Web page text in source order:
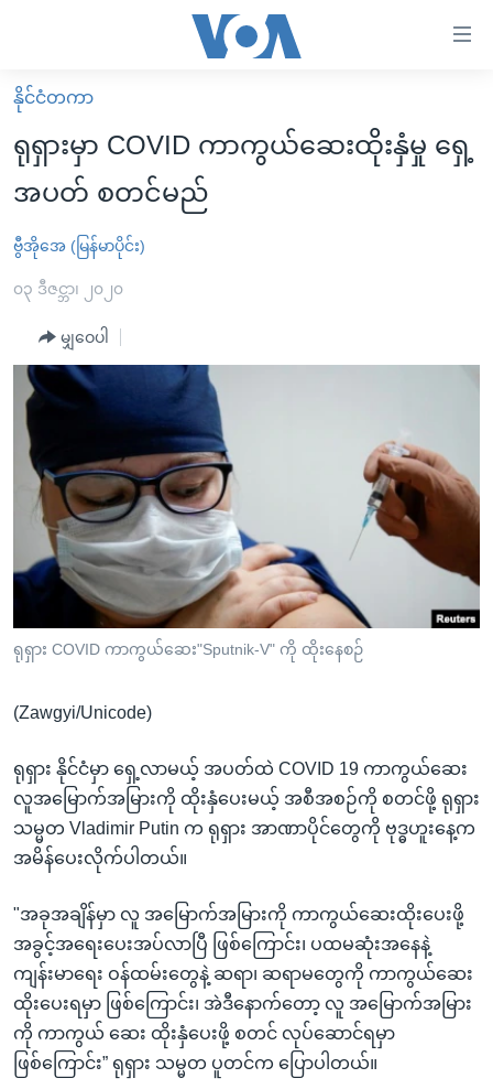
လွယ်ကူ
စေ
များ
ပင်မ
ကျော်
ကြည့်
ပင်မ
စာမျက်နှာ
သို့
ကြည့်
ရှာဖွေ
နေရာ
သို့
ကျော်
ရန်
မူလစာမျက်နှာ
မြန်မာ
ကမ္ဘာ့သတင်းများ
နိုင်ငံတကာ
အစ္စရေး-ပါလက်စတိုင်း
ဗွီဒီယို
အင်္ဂလိပ်စာလေ့လာမယ်
အမေရိကန်သုံးအီဒီယံ
မကြေးမုံရဲ့ အင်္ဂလိပ်စာ
ရုပ်ရှင်ထဲက အင်္ဂလိပ်စာ
သုတပဒေသာ အင်္ဂလိပ်စာ
အပတ်စဉ်ကဏ္ဍများ
တီဗွီ
ရေဒီယိုနှင့်ရုပ်သံ အချက်အလက်များ
ရေဒီယို/တီဗွီအစီအစဉ်
Learning English
ဗွီအိုအေ လူမှုကွန်ယက်များ
နိုင်ငံတကာ
ရုရှားမှာ COVID ကာကွယ်ဆေးထိုးနှံမှု ရှေ့
အပတ် စတင်မည်
ဗွီအိုအေ (မြန်မာပိုင်း)
၀၃ ဒီဇင္ဘာ၊ ၂၀၂၀
မျှဝေပါ
ရုရှား COVID ကာကွယ်ဆေး"Sputnik-V" ကို ထိုးနေစဉ်
(Zawgyi/Unicode)
ရုရှား နိုင်ငံမှာ ရှေ့လာမယ့် အပတ်ထဲ COVID 19 ကာကွယ်ဆေး
လူအမြောက်အမြားကို ထိုးနှံပေးမယ့် အစီအစဉ်ကို စတင်ဖို့ ရုရှား
သမ္မတ Vladimir Putin က ရုရှား အာဏာပိုင်တွေကို ဗုဒ္ဓဟူးနေ့က
အမိန်ပေးလိုက်ပါတယ်။
"အခုအချိန်မှာ လူ အမြောက်အမြားကို ကာကွယ်ဆေးထိုးပေးဖို့
အခွင့်အရေးပေးအပ်လာပြီ ဖြစ်ကြောင်း၊ ပထမဆုံးအနေနဲ့
ကျန်းမာရေး ဝန်ထမ်းတွေနဲ့ ဆရာ၊ ဆရာမတွေကို ကာကွယ်ဆေး
ထိုးပေးရမှာ ဖြစ်ကြောင်း၊ အဲဒီနောက်တော့ လူ အမြောက်အမြား
ကို ကာကွယ် ဆေး ထိုးနှံပေးဖို့ စတင် လုပ်ဆောင်ရမှာ
ဖြစ်ကြောင်း” ရုရှား သမ္မတ ပူတင်က ပြောပါတယ်။